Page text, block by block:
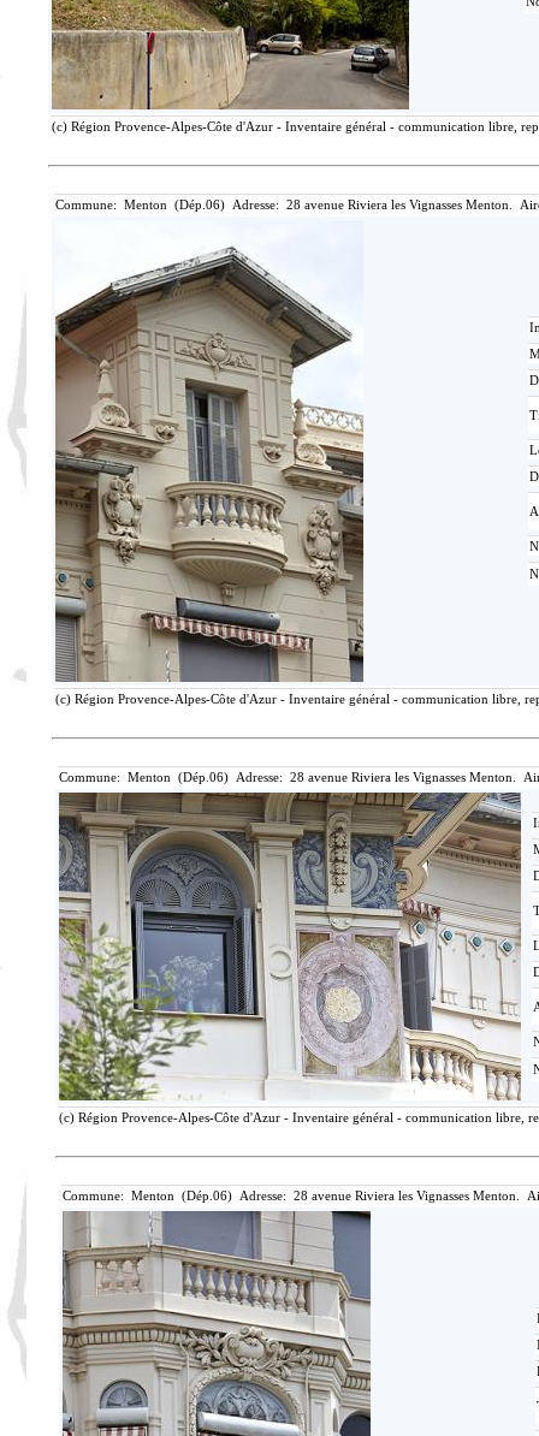
(c) Région Provence-Alpes-Côte d'Azur - Inventaire général - communication libre,
Commune: Menton (Dép.06) Adresse: 28 avenue Riviera les Vignasses Menton.
(c) Région Provence-Alpes-Côte d'Azur - Inventaire général - communication libre,
Commune: Menton (Dép.06) Adresse: 28 avenue Riviera les Vignasses Menton.
(c) Région Provence-Alpes-Côte d'Azur - Inventaire général - communication libre,
Commune: Menton (Dép.06) Adresse: 28 avenue Riviera les Vignasses Menton.